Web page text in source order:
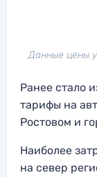
Данные цены
Ранее стало
тарифы на
Ростовом и
Наиболее
на север